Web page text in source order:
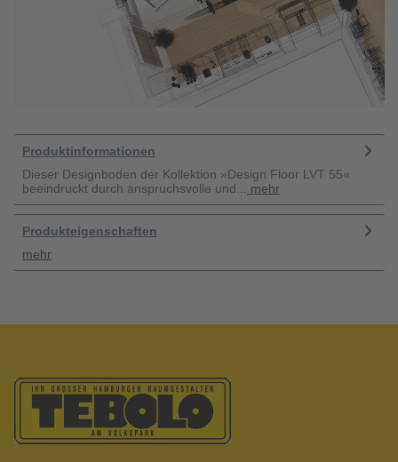
Produktinformationen
Dieser Designboden der Kollektion »Design Floor LVT 55«
beeindruckt durch anspruchsvolle und...
mehr
Produkteigenschaften
mehr